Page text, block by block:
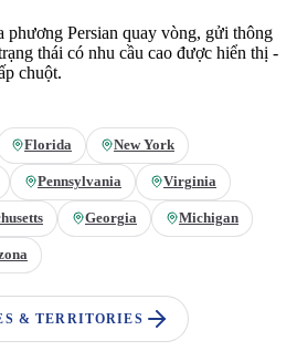
phương Persian quay vòng, gửi thông
thái có nhu cầu cao được hiển thị -
chuột.
Florida New York
Pennsylvania Virginia
Georgia Michigan
& TERRITORIES